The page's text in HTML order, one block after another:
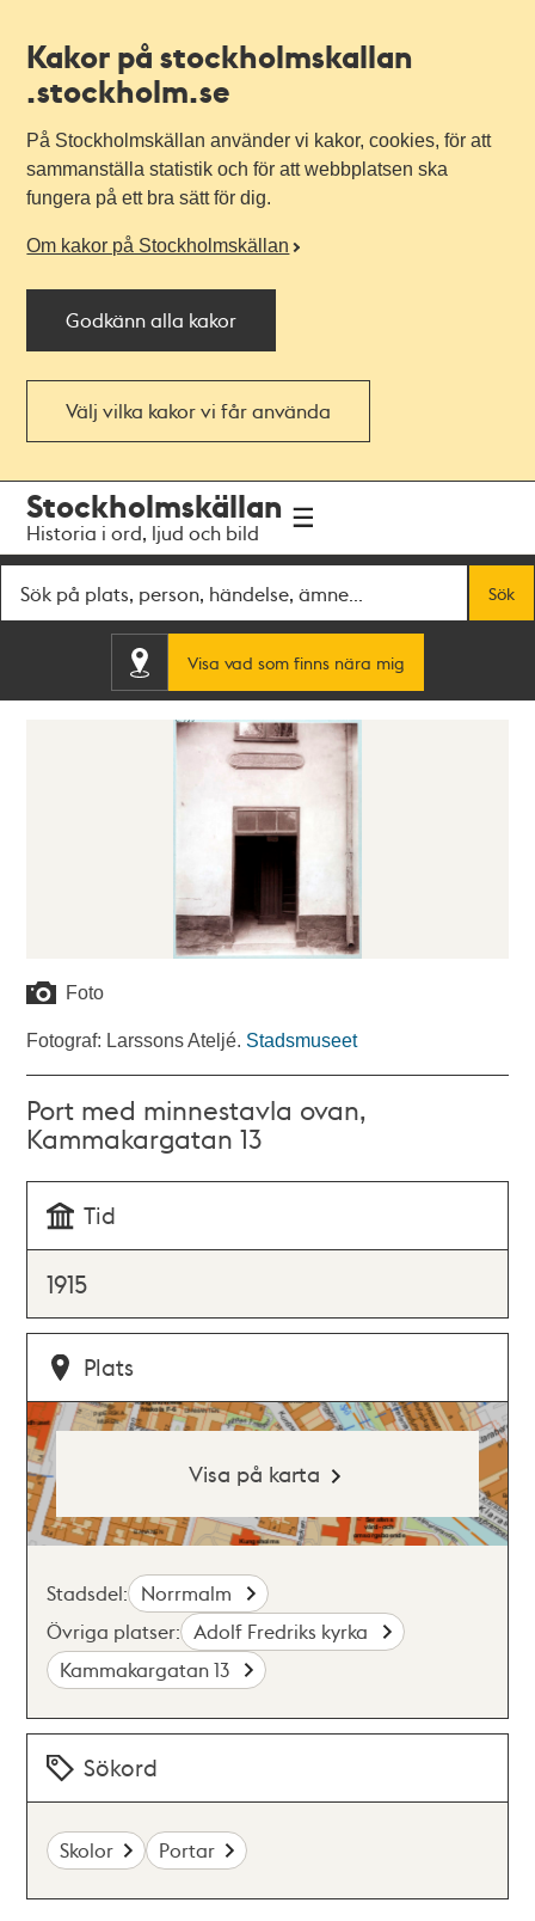
Kakor på stockholmskallan
.stockholm.se
På Stockholmskällan använder vi kakor, cookies, för att
sammanställa statistik och för att webbplatsen ska
fungera på ett bra sätt för dig.
Om kakor på Stockholmskällan
Godkänn alla kakor
Välj vilka kakor vi får använda
navigationen
huvudinnehållet
Stockholmskällan
Historia i ord, ljud och bild
Sök
Visa vad som finns nära mig
Foto
Fotograf: Larssons Ateljé. Stadsmuseet
Port med minnestavla ovan,
Kammakargatan 13
Tid
1915
Plats
Visa på karta
Stadsdel: Norrmalm
Övriga platser: Adolf Fredriks kyrka
Kammakargatan 13
Sökord
Skolor Portar